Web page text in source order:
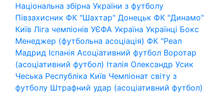
Національна збірна України з футболу
Півзахисник ФК "Шахтар" Донецьк ФК "Динамо"
Київ Ліга чемпіонів УЄФА Україна Українці Бокс
Менеджер (футбольна асоціація) ФК "Реал
Мадрид Іспанія Асоціативний футбол Воротар
(асоціативний футбол) Італія Олександр Усик
Чеська Республіка Київ Чемпіонат світу з
футболу Штрафний удар (асоціативний футбол)